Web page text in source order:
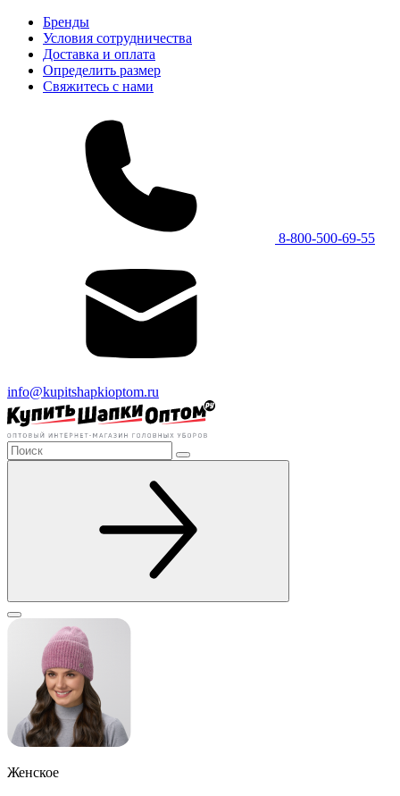
Бренды
Условия сотрудничества
Доставка и оплата
Определить размер
Свяжитесь с нами
8-800-500-69-55
info@kupitshapkioptom.ru
Женское